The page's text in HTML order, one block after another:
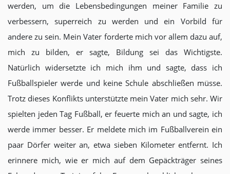
werden, um die Lebensbedingungen meiner Familie zu
verbessern, superreich zu werden und ein Vorbild für
andere zu sein. Mein Vater forderte mich vor allem dazu auf,
mich zu bilden, er sagte, Bildung sei das Wichtigste.
Natürlich widersetzte ich mich ihm und sagte, dass ich
Fußballspieler werde und keine Schule abschließen müsse.
Trotz dieses Konflikts unterstützte mein Vater mich sehr. Wir
spielten jeden Tag Fußball, er feuerte mich an und sagte, ich
werde immer besser. Er meldete mich im Fußballverein ein
paar Dörfer weiter an, etwa sieben Kilometer entfernt. Ich
erinnere mich, wie er mich auf dem Gepäckträger seines